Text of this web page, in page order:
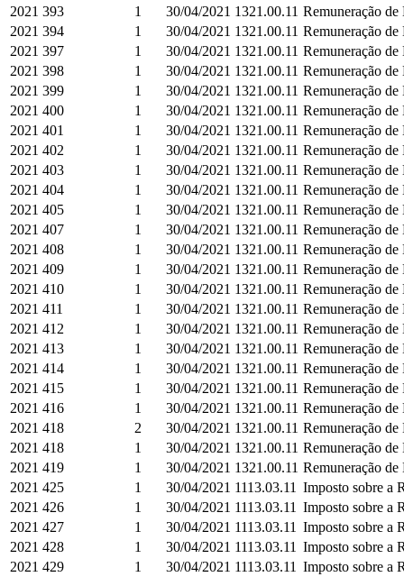
2021 393 1 30/04/2021 1321.00.11 Remuneração
2021 394 1 30/04/2021 1321.00.11 Remuneração
2021 397 1 30/04/2021 1321.00.11 Remuneração
2021 398 1 30/04/2021 1321.00.11 Remuneração
2021 399 1 30/04/2021 1321.00.11 Remuneração
2021 400 1 30/04/2021 1321.00.11 Remuneração
2021 401 1 30/04/2021 1321.00.11 Remuneração
2021 402 1 30/04/2021 1321.00.11 Remuneração
2021 403 1 30/04/2021 1321.00.11 Remuneração
2021 404 1 30/04/2021 1321.00.11 Remuneração
2021 405 1 30/04/2021 1321.00.11 Remuneração
2021 407 1 30/04/2021 1321.00.11 Remuneração
2021 408 1 30/04/2021 1321.00.11 Remuneração
2021 409 1 30/04/2021 1321.00.11 Remuneração
2021 410 1 30/04/2021 1321.00.11 Remuneração
2021 411 1 30/04/2021 1321.00.11 Remuneração
2021 412 1 30/04/2021 1321.00.11 Remuneração
2021 413 1 30/04/2021 1321.00.11 Remuneração
2021 414 1 30/04/2021 1321.00.11 Remuneração
2021 415 1 30/04/2021 1321.00.11 Remuneração
2021 416 1 30/04/2021 1321.00.11 Remuneração
2021 418 2 30/04/2021 1321.00.11 Remuneração
2021 418 1 30/04/2021 1321.00.11 Remuneração
2021 419 1 30/04/2021 1321.00.11 Remuneração
2021 425 1 30/04/2021 1113.03.11 Imposto sobre a
2021 426 1 30/04/2021 1113.03.11 Imposto sobre a
2021 427 1 30/04/2021 1113.03.11 Imposto sobre a
2021 428 1 30/04/2021 1113.03.11 Imposto sobre a
2021 429 1 30/04/2021 1113.03.11 Imposto sobre a